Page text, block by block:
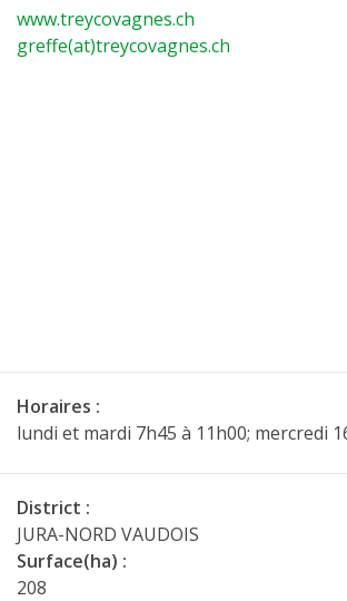
www.treycovagnes.ch
greffe(at)treycovagnes.ch
Horaires :
lundi et mardi 7h45 à 11h00; mercredi
District :
JURA-NORD VAUDOIS
Surface(ha) :
208